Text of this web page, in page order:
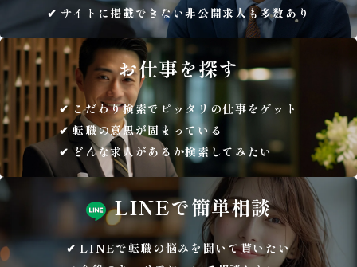
サイトに掲載できない非公開求人も多数あり
お仕事を探す
こだわり検索でピッタリの仕事をゲット
転職の意思が固まっている
どんな求人があるか検索してみたい
LINEで簡単相談
LINEで転職の悩みを聞いて貰いたい